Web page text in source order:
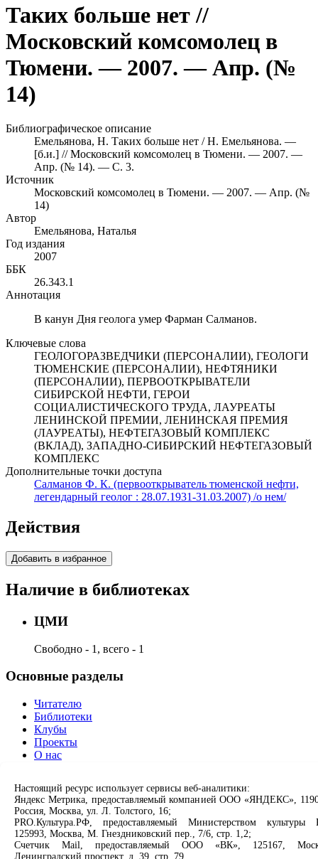
Таких больше нет //
Московский комсомолец в
Тюмени. — 2007. — Апр. (№
14)
Библиографическое описание
Емельянова, Н. Таких больше нет / Н. Емельянова. —
[б.и.] // Московский комсомолец в Тюмени. — 2007. —
Апр. (№ 14). — С. 3.
Источник
Московский комсомолец в Тюмени. — 2007. — Апр. (№
14)
Автор
Емельянова, Наталья
Год издания
2007
ББК
26.343.1
Аннотация
В канун Дня геолога умер Фарман Салманов.
Ключевые слова
ГЕОЛОГОРАЗВЕДЧИКИ (ПЕРСОНАЛИИ), ГЕОЛОГИ
ТЮМЕНСКИЕ (ПЕРСОНАЛИИ), НЕФТЯНИКИ
(ПЕРСОНАЛИИ), ПЕРВООТКРЫВАТЕЛИ
СИБИРСКОЙ НЕФТИ, ГЕРОИ
СОЦИАЛИСТИЧЕСКОГО ТРУДА, ЛАУРЕАТЫ
ЛЕНИНСКОЙ ПРЕМИИ, ЛЕНИНСКАЯ ПРЕМИЯ
(ЛАУРЕАТЫ), НЕФТЕГАЗОВЫЙ КОМПЛЕКС
(ВКЛАД), ЗАПАДНО-СИБИРСКИЙ НЕФТЕГАЗОВЫЙ
КОМПЛЕКС
Дополнительные точки доступа
Салманов Ф. К. (первооткрыватель тюменской нефти,
легендарный геолог : 28.07.1931-31.03.2007) /о нем/
Действия
Добавить в избранное
Наличие в библиотеках
ЦМИ
Свободно - 1, всего - 1
Основные разделы
Читателю
Библиотеки
Клубы
Проекты
О нас
Сервисы
Продлить книгу
Спроси библиотекаря
Спроси краеведа
Настоящий ресурс использует сервисы веб-аналитики:
Яндекс Метрика, предоставляемый компанией ООО «ЯНДЕКС»,
Россия, Москва, ул. Л. Толстого, 16;
PRO.Культура.РФ, предоставляемый Министерством культуры
125993, Москва, М. Гнездниковский пер., 7/6, стр. 1,2;
Счетчик Mail, предоставляемый ООО «ВК», 125167,
Ленинградский проспект, д. 39, стр. 79.